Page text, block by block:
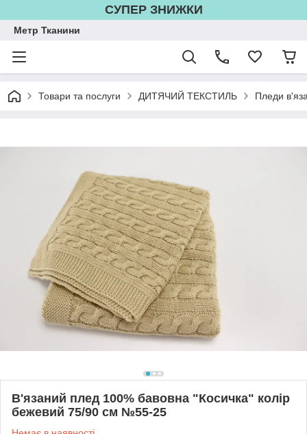
СУПЕР ЗНИЖКИ
Метр Тканини
Товари та послуги ДИТЯЧИЙ ТЕКСТИЛЬ Пледи
В'язаний плед 100% бавовна "Косичка" колір
бежевий 75/90 см №55-25